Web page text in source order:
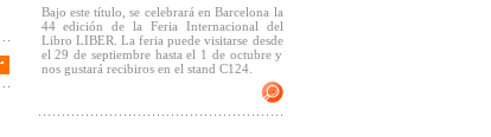
Bajo este título, se celebrará en Barcelona la
44 edición de la Feria Internacional del
Libro LIBER. La feria puede visitarse desde
el 29 de septiembre hasta el 1 de octubre y
nos gustará recibiros en el stand C124.